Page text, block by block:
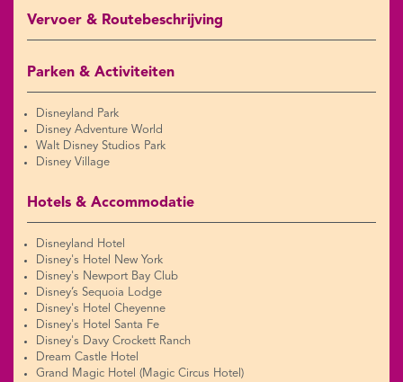
Vervoer & Routebeschrijving
Parken & Activiteiten
Disneyland Park
Disney Adventure World
Walt Disney Studios Park
Disney Village
Hotels & Accommodatie
Disneyland Hotel
Disney's Hotel New York
Disney's Newport Bay Club
Disney’s Sequoia Lodge
Disney's Hotel Cheyenne
Disney's Hotel Santa Fe
Disney's Davy Crockett Ranch
Dream Castle Hotel
Grand Magic Hotel (Magic Circus Hotel)